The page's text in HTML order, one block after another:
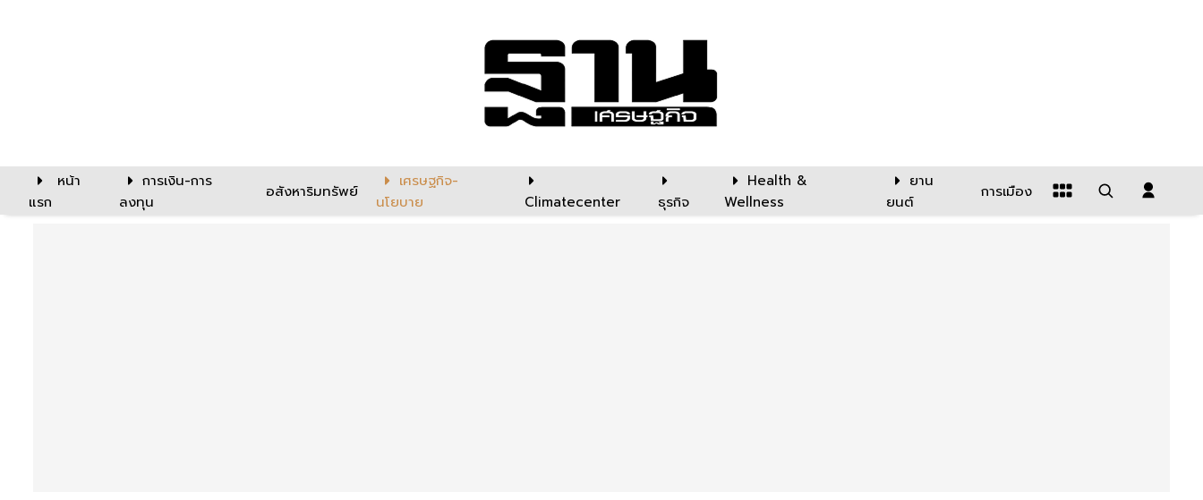
หน้า
แรก
การเงิน-การ
ลงทุน
อสังหาริมทรัพย์
เศรษฐกิจ-
นโยบาย
Climatecenter ธุรกิจ
Health &
Wellness
ยาน
ยนต์
การเมือง